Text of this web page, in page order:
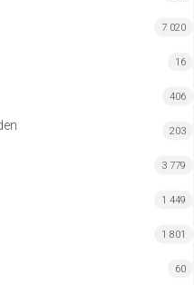
7 020
16
406
203
3 779
1 449
1 801
60